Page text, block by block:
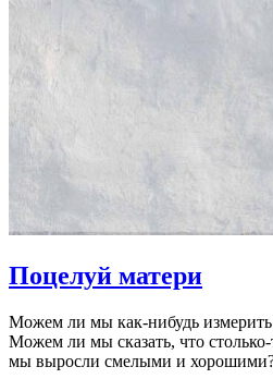
Поцелуй матери
Можем ли мы как-нибудь измерить
Можем ли мы сказать, что
мы выросли смелыми и